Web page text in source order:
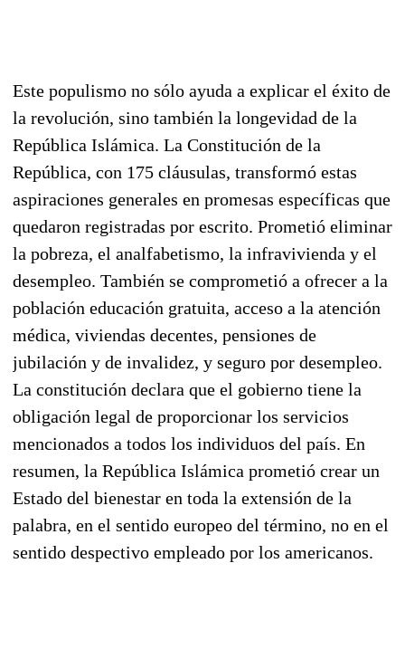
Este populismo no sólo ayuda a explicar el éxito de
la revolución, sino también la longevidad de la
República Islámica. La Constitución de la
República, con 175 cláusulas, transformó estas
aspiraciones generales en promesas específicas que
quedaron registradas por escrito. Prometió eliminar
la pobreza, el analfabetismo, la infravivienda y el
desempleo. También se comprometió a ofrecer a la
población educación gratuita, acceso a la atención
médica, viviendas decentes, pensiones de
jubilación y de invalidez, y seguro por desempleo.
La constitución declara que el gobierno tiene la
obligación legal de proporcionar los servicios
mencionados a todos los individuos del país. En
resumen, la República Islámica prometió crear un
Estado del bienestar en toda la extensión de la
palabra, en el sentido europeo del término, no en el
sentido despectivo empleado por los americanos.